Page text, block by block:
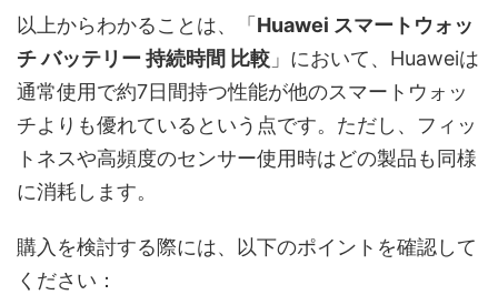
以上からわかることは、「 Huawei スマートウォッ
チ バッテリー 持続時間 比較 」において、Huaweiは
通常使用で約7日間持つ性能が他のスマートウォッ
チよりも優れているという点です。ただし、フィッ
トネスや高頻度のセンサー使用時はどの製品も同様
に消耗します。
購入を検討する際には、以下のポイントを確認して
ください：